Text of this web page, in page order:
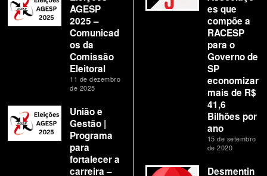
AGESP
2025 –
Comunicad
os da
Comissão
Eleitoral
11 de dezembro
de 2025
União e
Gestão |
Programa
para
fortalecer a
carreira –
es que
compõe a
RACESP
para o
Governo de
SP
economizar
mais de R$
41,6
Bilhões por
ano
15 de setembro
de 2020
Desmentin